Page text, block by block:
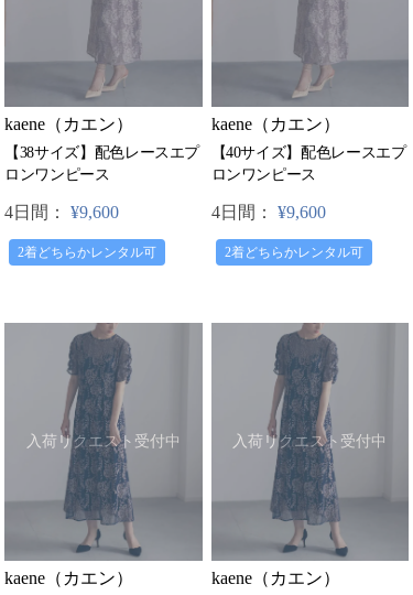
kaene（カエン）
【38サイズ】配色レースエプ
ロンワンピース
4日間： ¥9,600
2着どちらかレンタル可
kaene（カエン）
【40サイズ】配色レースエプ
ロンワンピース
4日間： ¥9,600
2着どちらかレンタル可
入荷リクエスト受付中
kaene（カエン）
入荷リクエスト受付中
kaene（カエン）